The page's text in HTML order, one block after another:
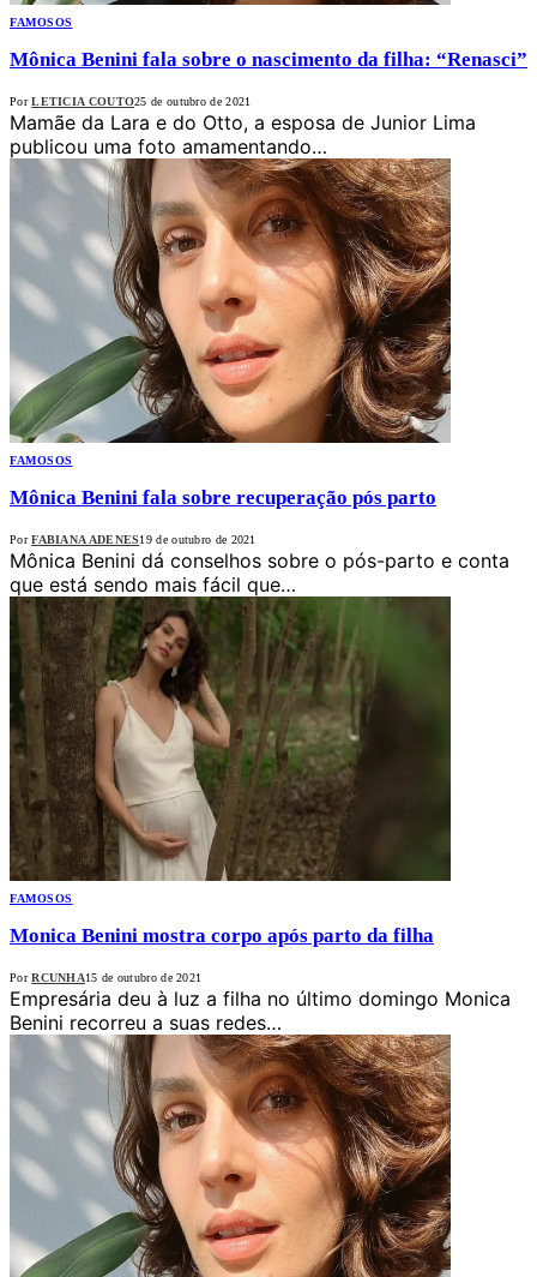
FAMOSOS
Mônica Benini fala sobre o nascimento da filha: “Renasci”
Por LETICIA COUTO25 de outubro de 2021
Mamãe da Lara e do Otto, a esposa de Junior Lima
publicou uma foto amamentando…
FAMOSOS
Mônica Benini fala sobre recuperação pós parto
Por FABIANA ADENES19 de outubro de 2021
Mônica Benini dá conselhos sobre o pós-parto e conta
que está sendo mais fácil que…
FAMOSOS
Monica Benini mostra corpo após parto da filha
Por RCUNHA15 de outubro de 2021
Empresária deu à luz a filha no último domingo Monica
Benini recorreu a suas redes…